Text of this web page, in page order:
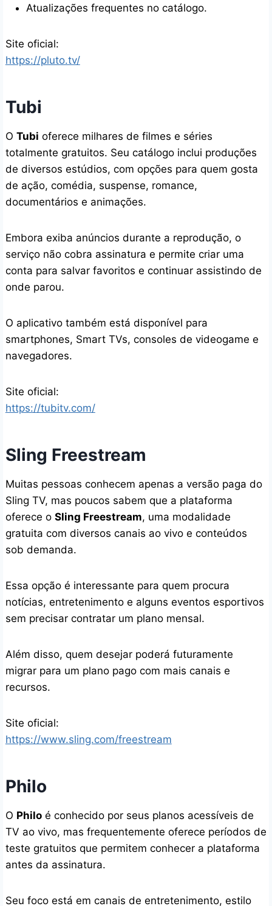
Atualizações frequentes no catálogo.
Site oficial:
https://pluto.tv/
Tubi
O Tubi oferece milhares de filmes e séries
totalmente gratuitos. Seu catálogo inclui produções
de diversos estúdios, com opções para quem gosta
de ação, comédia, suspense, romance,
documentários e animações.
Embora exiba anúncios durante a reprodução, o
serviço não cobra assinatura e permite criar uma
conta para salvar favoritos e continuar assistindo de
onde parou.
O aplicativo também está disponível para
smartphones, Smart TVs, consoles de videogame e
navegadores.
Site oficial:
https://tubitv.com/
Sling Freestream
Muitas pessoas conhecem apenas a versão paga do
Sling TV, mas poucos sabem que a plataforma
oferece o Sling Freestream, uma modalidade
gratuita com diversos canais ao vivo e conteúdos
sob demanda.
Essa opção é interessante para quem procura
notícias, entretenimento e alguns eventos esportivos
sem precisar contratar um plano mensal.
Além disso, quem desejar poderá futuramente
migrar para um plano pago com mais canais e
recursos.
Site oficial:
https://www.sling.com/freestream
Philo
O Philoé conhecido por seus planos acessíveis de
TV ao vivo, mas frequentemente oferece períodos de
teste gratuitos que permitem conhecer a plataforma
antes da assinatura.
Seu foco está em canais de entretenimento, estilo